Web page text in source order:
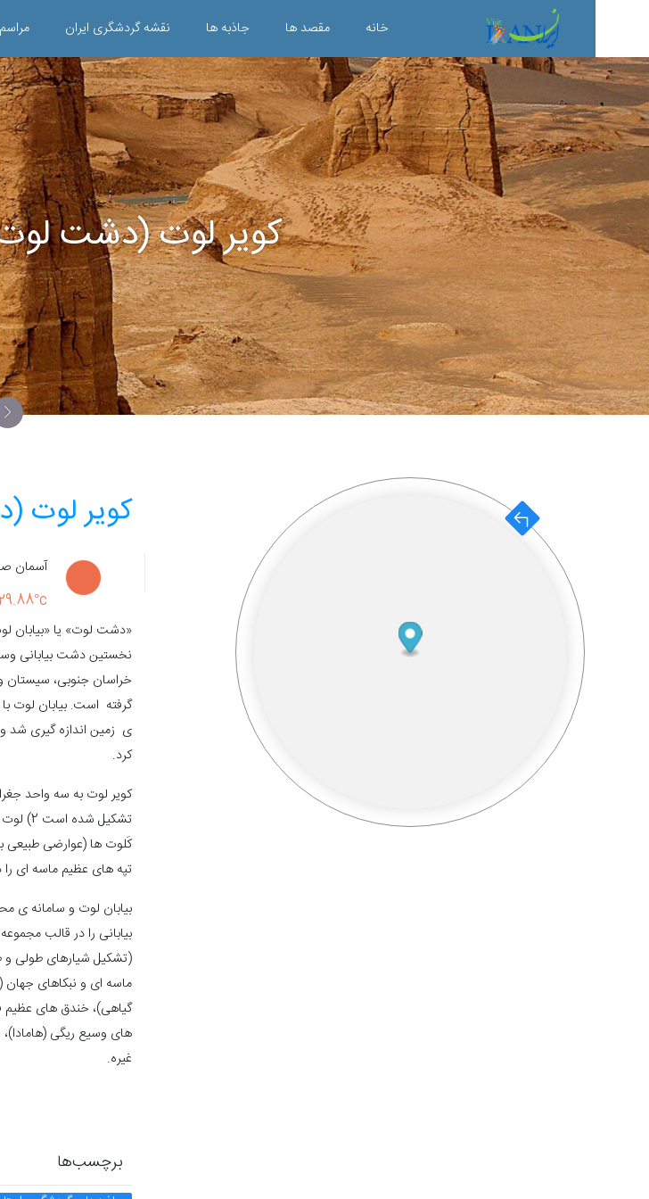
خانه مقصد ها جاذبه ها نقشه گردشگری ایران
کویر لوت (دشت
کویر لوت
آسمان
«دشت لوت» یا «بیابان
نخستین دشت بیابانی
گرفته است.
کرد.
تشکیل
کَلوت ها (عوارضی طبیعی
تپه های عظیم ماسه ای را در خود پدید آورده است 3)
بیابان لوت و سامانه ی
بیابانی را در قالب
(تشکیل شیارهای طولی و
ماسه ای و نبکاهای
گیاهی)، خندق های عظیم
های وسیع ریگی
غیره.
برچسب‌ها